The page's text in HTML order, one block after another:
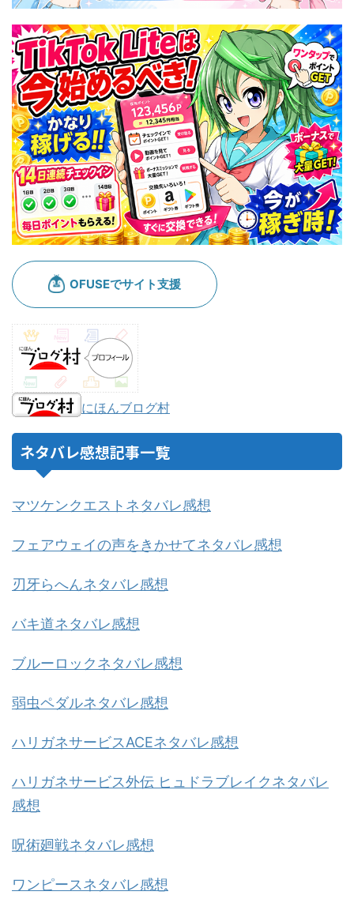
にほんブログ村
ネタバレ感想記事一覧
マツケンクエストネタバレ感想
フェアウェイの声をきかせてネタバレ感想
刃牙らへんネタバレ感想
バキ道ネタバレ感想
ブルーロックネタバレ感想
弱虫ペダルネタバレ感想
ハリガネサービスACEネタバレ感想
ハリガネサービス外伝 ヒュドラブレイクネタバレ
感想
呪術廻戦ネタバレ感想
ワンピースネタバレ感想